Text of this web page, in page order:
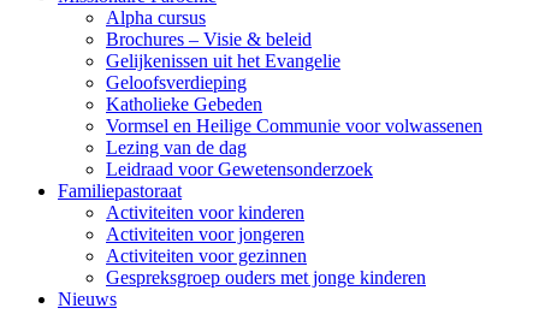
Alpha cursus
Brochures – Visie & beleid
Gelijkenissen uit het Evangelie
Geloofsverdieping
Katholieke Gebeden
Vormsel en Heilige Communie voor volwassenen
Lezing van de dag
Leidraad voor Gewetensonderzoek
Familiepastoraat
Activiteiten voor kinderen
Activiteiten voor jongeren
Activiteiten voor gezinnen
Gespreksgroep ouders met jonge kinderen
Nieuws